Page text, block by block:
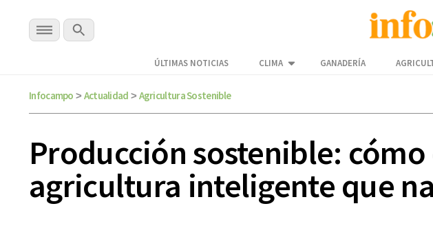
ÚLTIMAS NOTICIAS CLIMA GANADERÍA
Infocampo > Actualidad > Agricultura Sostenible
Producción sostenible:
agricultura inteligente que